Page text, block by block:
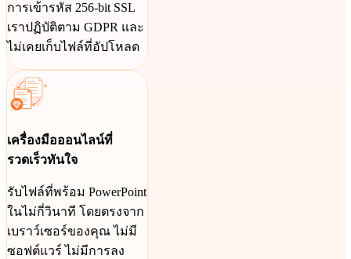
การเข้ารหัส 256-bit SSL
เราปฏิบัติตาม GDPR และ
ไม่เคยเก็บไฟล์ที่อัปโหลด
เครื่องมือออนไลน์ที่
รวดเร็วทันใจ
รับไฟล์ที่พร้อม PowerPoint
ในไม่กี่วินาที โดยตรงจาก
เบราว์เซอร์ของคุณ ไม่มี
ซอฟต์แวร์ ไม่มีการลง